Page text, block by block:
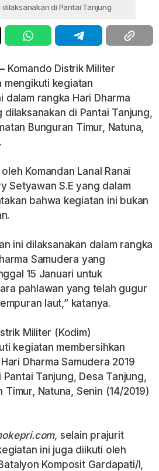
di Pantai Tanjung
Komando Distrik Militer
mengikuti kegiatan
dalam rangka Hari Dharma
dilaksanakan di Pantai Tanjung,
Bunguran Timur, Natuna,
Komandan Lanal Ranai
Setyawan S.E yang dalam
bahwa kegiatan ini bukan
ini dilaksanakan dalam rangka
Samudera yang
15 Januari untuk
pahlawan yang telah gugur
laut,” katanya.
Militer (Kodim)
kegiatan membersihkan
Dharma Samudera 2019
Tanjung, Desa Tanjung,
Timur, Natuna, Senin (14/2019)
selain prajurit
ini juga diikuti oleh
Komposit Gardapati/I,